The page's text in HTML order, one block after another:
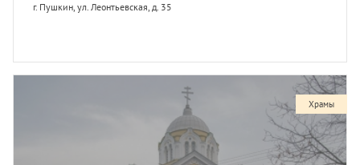
г. Пушкин, ул. Леонтьевская, д. 35
Храмы